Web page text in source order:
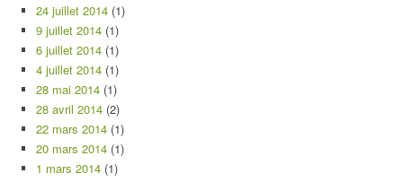
24 juillet 2014 (1)
9 juillet 2014 (1)
6 juillet 2014 (1)
4 juillet 2014 (1)
28 mai 2014 (1)
28 avril 2014 (2)
22 mars 2014 (1)
20 mars 2014 (1)
1 mars 2014 (1)